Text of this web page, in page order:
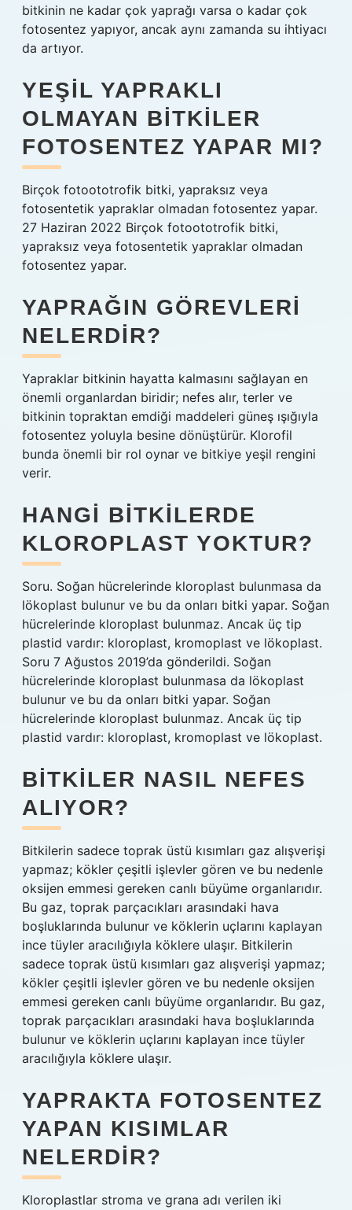
bitkinin ne kadar çok yaprağı varsa o kadar çok
fotosentez yapıyor, ancak aynı zamanda su ihtiyacı
da artıyor.
YEŞIL YAPRAKLI
OLMAYAN BITKILER
FOTOSENTEZ YAPAR MI?
Birçok fotoototrofik bitki, yapraksız veya
fotosentetik yapraklar olmadan fotosentez yapar.
27 Haziran 2022 Birçok fotoototrofik bitki,
yapraksız veya fotosentetik yapraklar olmadan
fotosentez yapar.
YAPRAĞIN GÖREVLERI
NELERDIR?
Yapraklar bitkinin hayatta kalmasını sağlayan en
önemli organlardan biridir; nefes alır, terler ve
bitkinin topraktan emdiği maddeleri güneş ışığıyla
fotosentez yoluyla besine dönüştürür. Klorofil
bunda önemli bir rol oynar ve bitkiye yeşil rengini
verir.
HANGI BITKILERDE
KLOROPLAST YOKTUR?
Soru. Soğan hücrelerinde kloroplast bulunmasa da
lökoplast bulunur ve bu da onları bitki yapar. Soğan
hücrelerinde kloroplast bulunmaz. Ancak üç tip
plastid vardır: kloroplast, kromoplast ve lökoplast.
Soru 7 Ağustos 2019’da gönderildi. Soğan
hücrelerinde kloroplast bulunmasa da lökoplast
bulunur ve bu da onları bitki yapar. Soğan
hücrelerinde kloroplast bulunmaz. Ancak üç tip
plastid vardır: kloroplast, kromoplast ve lökoplast.
BITKILER NASIL NEFES
ALIYOR?
Bitkilerin sadece toprak üstü kısımları gaz alışverişi
yapmaz; kökler çeşitli işlevler gören ve bu nedenle
oksijen emmesi gereken canlı büyüme organlarıdır.
Bu gaz, toprak parçacıkları arasındaki hava
boşluklarında bulunur ve köklerin uçlarını kaplayan
ince tüyler aracılığıyla köklere ulaşır. Bitkilerin
sadece toprak üstü kısımları gaz alışverişi yapmaz;
kökler çeşitli işlevler gören ve bu nedenle oksijen
emmesi gereken canlı büyüme organlarıdır. Bu gaz,
toprak parçacıkları arasındaki hava boşluklarında
bulunur ve köklerin uçlarını kaplayan ince tüyler
aracılığıyla köklere ulaşır.
YAPRAKTA FOTOSENTEZ
YAPAN KISIMLAR
NELERDIR?
Kloroplastlar stroma ve grana adı verilen iki